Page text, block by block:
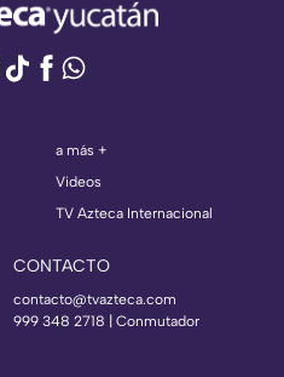
a más +
Videos
TV Azteca Internacional
CONTACTO
contacto@tvazteca.com
999 348 2718 | Conmutador